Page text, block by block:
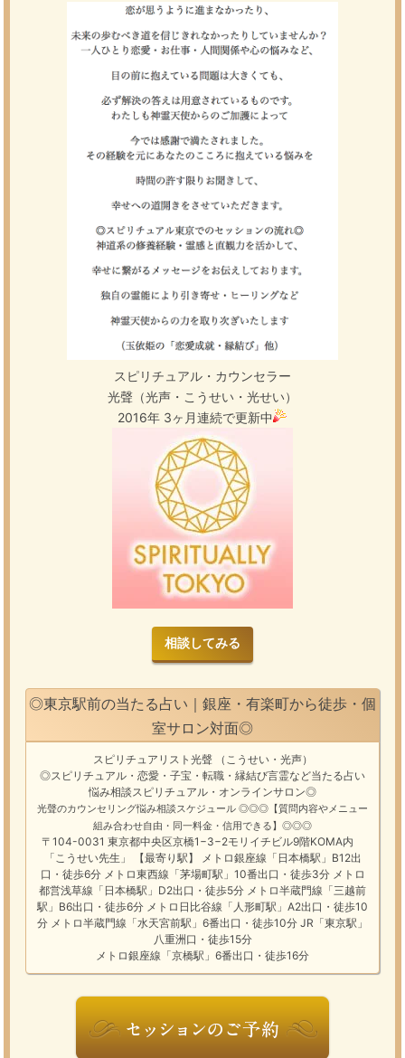
スピリチュアル・カウンセラー
光聲（光声・こうせい・光せい）
2016年 3ヶ月連続で更新中
相談してみる
◎東京駅前の当たる占い｜銀座・有楽町から徒歩・個
室サロン対面◎
スピリチュアリスト光聲 （こうせい・光声）
◎スピリチュアル・恋愛・子宝・転職・縁結び言霊など当たる占い
悩み相談スピリチュアル・オンラインサロン◎
光聲のカウンセリング悩み相談スケジュール ◎◎◎【質問内容やメニュー
組み合わせ自由・同一料金・信用できる】◎◎◎
〒104-0031 東京都中央区京橋1−3−2モリイチビル9階KOMA内
「こうせい先生」 【最寄り駅】 メトロ銀座線「日本橋駅」B12出
口・徒歩6分 メトロ東西線「茅場町駅」10番出口・徒歩3分 メトロ
都営浅草線「日本橋駅」D2出口・徒歩5分 メトロ半蔵門線「三越前
駅」B6出口・徒歩6分 メトロ日比谷線「人形町駅」A2出口・徒歩10
分 メトロ半蔵門線「水天宮前駅」6番出口・徒歩10分 JR「東京駅」
八重洲口・徒歩15分
メトロ銀座線「京橋駅」6番出口・徒歩16分